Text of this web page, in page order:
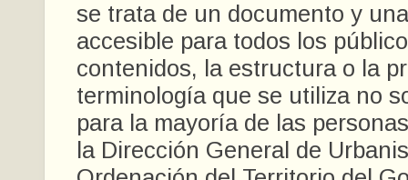
se trata de un documento y
accesible para todos los
contenidos, la estructura o la
terminología que se utiliza no
para la mayoría de las
la Dirección General de